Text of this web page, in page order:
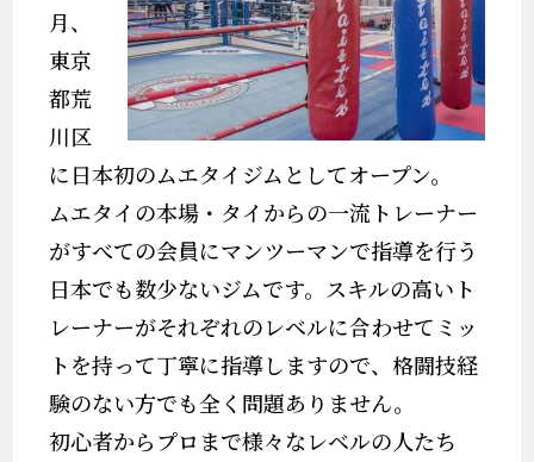
月、
東京
都荒
川区
に日本初のムエタイジムとしてオープン。
ムエタイの本場・タイからの一流トレーナー
がすべての会員にマンツーマンで指導を行う
日本でも数少ないジムです。スキルの高いト
レーナーがそれぞれのレベルに合わせてミッ
トを持って丁寧に指導しますので、格闘技経
験のない方でも全く問題ありません。
初心者からプロまで様々なレベルの人たち